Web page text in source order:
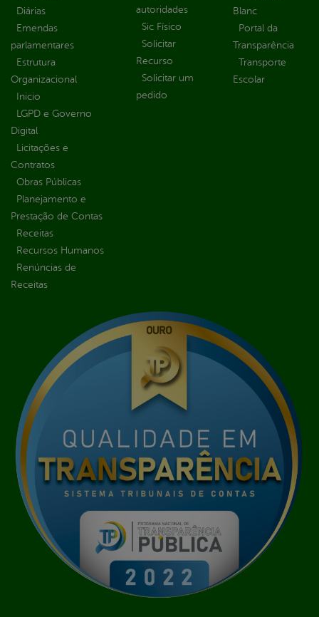
Diárias
Emendas
parlamentares
Estrutura
Organizacional
Inicio
LGPD e Governo
Digital
Licitações e
Contratos
Obras Públicas
Planejamento e
Prestação de Contas
Receitas
Recursos Humanos
Renúncias de
Receitas
autoridades
Sic Físico
Solicitar
Recurso
Solicitar um
pedido
Blanc
Portal da
Transparência
Transporte
Escolar